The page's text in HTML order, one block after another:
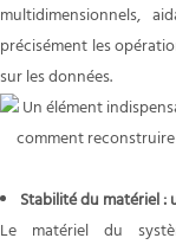
multidimensionnels,
précisément les
sur les données.
Stabilité du matériel
Le matériel du